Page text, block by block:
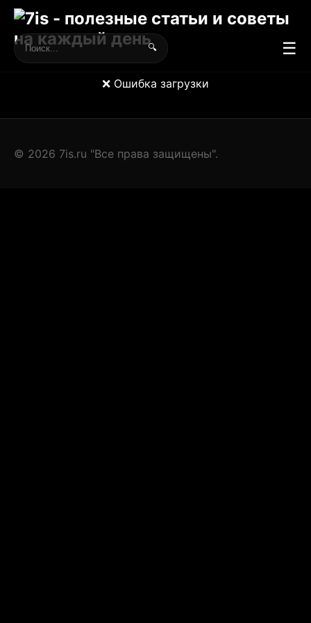
🔍 ☰
❌ Ошибка загрузки
© 2026 7is.ru "Все права защищены".